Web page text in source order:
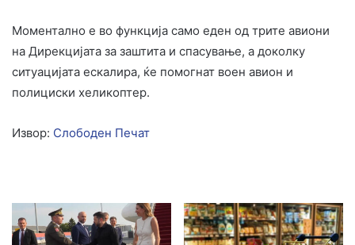
Моментално е во функција само еден од трите авиони
на Дирекцијата за заштита и спасување, а доколку
ситуацијата ескалира, ќе помогнат воен авион и
полициски хеликоптер.
Извор: Слободен Печат